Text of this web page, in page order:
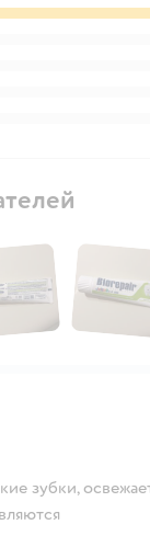
зубки,